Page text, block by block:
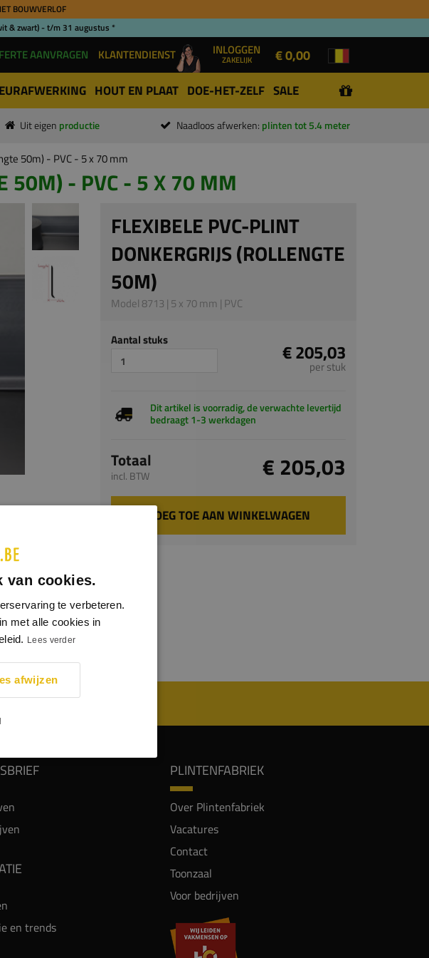
BOUWVERLOF
& zwart) - t/m 31 augustus *
AANVRAGEN KLANTENDIENST INLOGGEN
ZAKELIJK € 0,00
HOUT EN PLAAT DOE-HET-ZELF SALE
Uit eigen productie Naadloos afwerken: plinten tot 5.4 meter
50m) - PVC - 5 x 70 mm
50M) - PVC - 5 X 70 MM
De plint is
Tack
FLEXIBELE PVC-PLINT
DONKERGRIJS (ROLLENGTE
50M)
Model 8713 | 5 x 70 mm | PVC
Aantal stuks € 205,03
per stuk
Dit artikel is voorradig, de verwachte levertijd
bedraagt 1-3 werkdagen
Totaal
incl. BTW € 205,03
VOEG TOE AAN WINKELWAGEN
EEN 8.8
en trends
PLINTENFABRIEK
Over Plintenfabriek
Vacatures
Contact
Toonzaal
Voor bedrijven
van cookies.
te verbeteren.
met alle cookies in
Lees verder
afwijzen